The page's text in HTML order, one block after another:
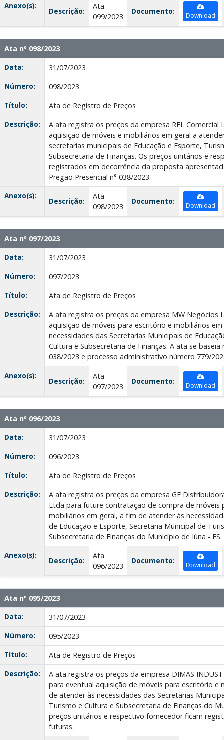
Anexo(s):
Descrição:
Ata
099/2023
Documento: Download
Ata nº 098/2023
Data:
31/07/2023
Número:
098/2023
Título:
Ata de Registro de Preços
Descrição:
A ata registra os preços da empresa RFL Comercial
aquisição de móveis e mobiliários em geral a
secretarias municipais de Educação e Esporte,
Subsecretaria de Finanças. Os preços unitários e
registrados em decorrência da proposta
Pregão Presencial n° 038/2023.
Anexo(s):
Descrição:
Ata
098/2023
Documento: Download
Ata nº 097/2023
Data:
31/07/2023
Número:
097/2023
Título:
Ata de Registro de Preços
Descrição:
A ata registra os preços da empresa MW Negócios
aquisição de móveis para escritório e mobiliários
necessidades das Secretarias Municipais de
Cultura e Subsecretaria de Finanças. A ata se
038/2023 e processo administrativo número 779/
Anexo(s):
Descrição:
Ata
097/2023
Documento: Download
Ata nº 096/2023
Data:
31/07/2023
Número:
096/2023
Título:
Ata de Registro de Preços
Descrição:
A ata registra os preços da empresa GF
Ltda para future contratação de compra de móveis
mobiliários em geral, a fim de atender às
de Educação e Esporte, Secretaria Municipal de
Subsecretaria de Finanças do Município de Iúna - ES.
Anexo(s):
Descrição:
Ata
096/2023
Documento: Download
Ata nº 095/2023
Data:
31/07/2023
Número:
095/2023
Título:
Ata de Registro de Preços
Descrição:
A ata registra os preços da empresa DIMAS
para eventual aquisição de móveis para escritório e
de atender às necessidades das Secretarias
Turismo e Cultura e Subsecretaria de Finanças do
preços unitários e respectivo fornecedor ficam
futuras.